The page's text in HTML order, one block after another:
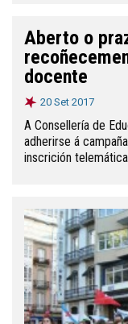
Aberto o
docente
20 Set 2017
A Consellería de
adherirse á
inscrición telemática